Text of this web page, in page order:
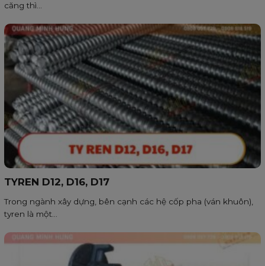
căng thì...
TYREN D12, D16, D17
Trong ngành xây dựng, bên cạnh các hệ cốp pha (ván khuôn),
tyren là một...